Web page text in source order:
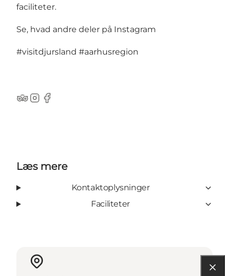
faciliteter.
Se, hvad andre deler på Instagram
#visitdjursland #aarhusregion
TripAdvisor
Instagram
Facebook
Læs mere
Kontaktoplysninger
Faciliteter